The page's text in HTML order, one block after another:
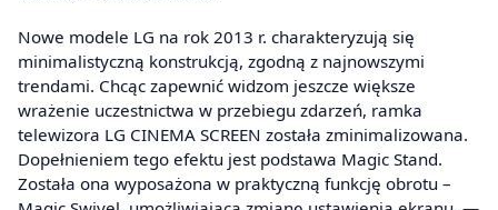
Nowe modele LG na rok 2013 r. charakteryzują się
minimalistyczną konstrukcją, zgodną z najnowszymi
trendami. Chcąc zapewnić widzom jeszcze większe
wrażenie uczestnictwa w przebiegu zdarzeń, ramka
telewizora LG CINEMA SCREEN została zminimalizowana.
Dopełnieniem tego efektu jest podstawa Magic Stand.
Została ona wyposażona w praktyczną funkcję obrotu –